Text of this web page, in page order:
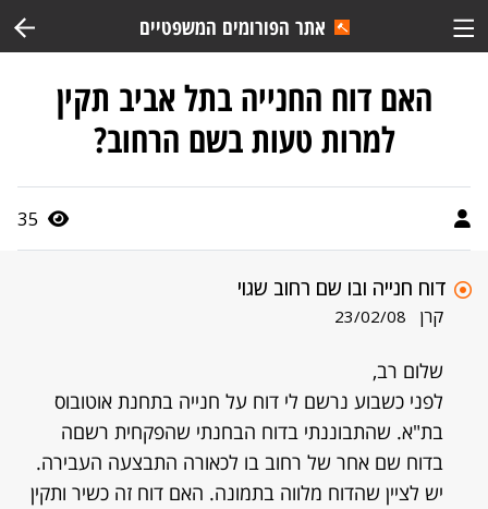
אתר הפורומים המשפטיים
האם דוח החנייה בתל אביב תקין
למרות טעות בשם הרחוב?
35
דוח חנייה ובו שם רחוב שגוי
קרן 23/02/08
שלום רב,
לפני כשבוע נרשם לי דוח על חנייה בתחנת אוטובוס
בת"א. שהתבוננתי בדוח הבחנתי שהפקחית רשםה
בדוח שם אחר של רחוב בו לכאורה התבצעה העבירה.
יש לציין שהדוח מלווה בתמונה. האם דוח זה כשיר ותקין